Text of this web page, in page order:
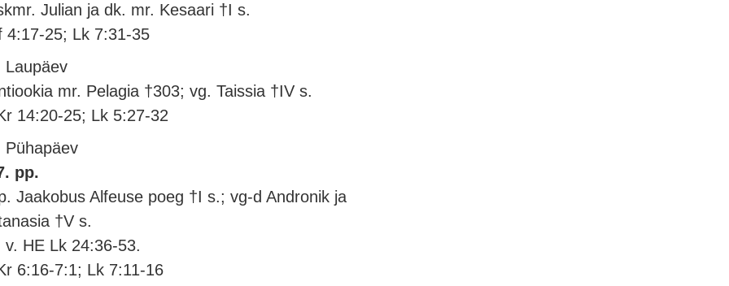
Julian ja dk. mr. Kesaari †I s.
4:17-25; Lk 7:31-35
Laupäev
mr. Pelagia †303; vg. Taissia †IV s.
14:20-25; Lk 5:27-32
Pühapäev
pp.
Jaakobus Alfeuse poeg †I s.; vg-d Andronik ja
†V s.
v. HE Lk 24:36-53.
6:16-7:1; Lk 7:11-16